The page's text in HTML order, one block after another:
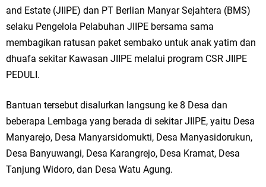
Ketua DPD Golkar Gresik Wongso Negoro Sambut Tahun Baru Islam
1448 H dengan Doa Kedamaian
Wakil Ketua DPRD Gresik Mujid Riduan Sampaikan Doa dan Harapan di
Selamat Tahun Baru Islam 1 Muharram 1448 H: Pesan Hijrah Drs. H.
Husnul Aqib, M.M. untuk Negeri
PDUF MUI Jatim Gelar Doa Awal Tahun Hijriah, Teguhkan Optimisme
and Estate (JIIPE) dan PT Berlian Manyar Sejahtera (BMS)
selaku Pengelola Pelabuhan JIIPE bersama sama
membagikan ratusan paket sembako untuk anak yatim dan
dhuafa sekitar Kawasan JIIPE melalui program CSR JIIPE
PEDULI.
Bantuan tersebut disalurkan langsung ke 8 Desa dan
beberapa Lembaga yang berada di sekitar JIIPE, yaitu Desa
Manyarejo, Desa Manyarsidomukti, Desa Manyasidorukun,
Desa Banyuwangi, Desa Karangrejo, Desa Kramat, Desa
Tanjung Widoro, dan Desa Watu Agung.